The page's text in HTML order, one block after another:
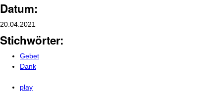
Datum:
20.04.2021
Stichwörter:
Gebet
Dank
play